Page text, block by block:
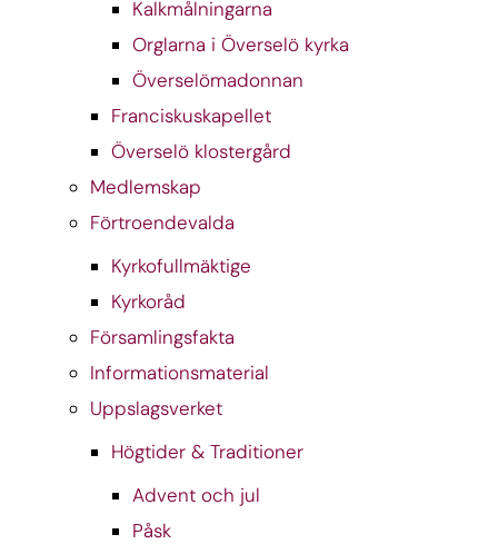
Kalkmålningarna
Orglarna i Överselö kyrka
Överselömadonnan
Franciskuskapellet
Överselö klostergård
Medlemskap
Förtroendevalda
Kyrkofullmäktige
Kyrkoråd
Församlingsfakta
Informationsmaterial
Uppslagsverket
Högtider & Traditioner
Advent och jul
Påsk